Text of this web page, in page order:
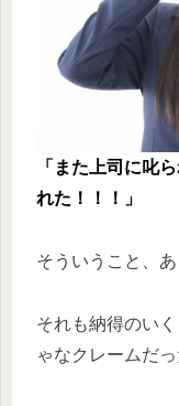
「また上司に叱
れた！！！」
そういうこと、
それも納得のい
ゃなクレームだ